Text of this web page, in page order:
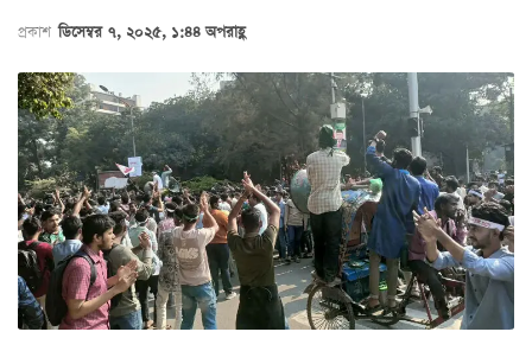
প্রকাশ ডিসেম্বর ৭, ২০২৫, ১:৪৪ অপরাহ্ণ